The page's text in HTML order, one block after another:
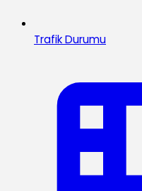
Trafik Durumu